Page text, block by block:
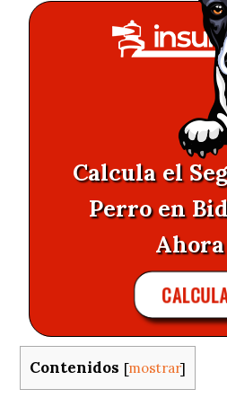
Calcula el
Perro en
Ahora
Contenidos [mostrar]